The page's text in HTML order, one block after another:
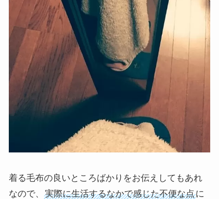
着る毛布の良いところばかりをお伝えしてもあれ
なので、 実際に生活するなかで感じた不便な点に